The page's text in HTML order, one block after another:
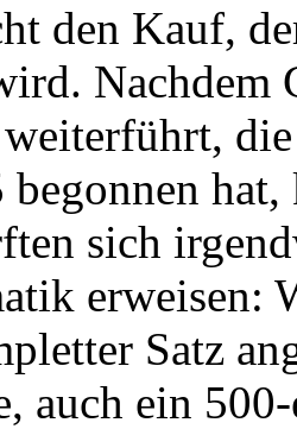
den Kauf,
Nachdem
begonnen
sich
erweisen:
Satz
auch ein